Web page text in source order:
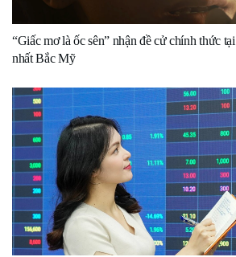
“Giấc mơ là ốc sên” nhận đề cử chính thức
nhất Bắc Mỹ